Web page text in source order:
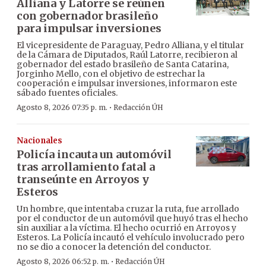
Alliana y Latorre se reúnen
con gobernador brasileño
para impulsar inversiones
El vicepresidente de Paraguay, Pedro Alliana, y el titular
de la Cámara de Diputados, Raúl Latorre, recibieron al
gobernador del estado brasileño de Santa Catarina,
Jorginho Mello, con el objetivo de estrechar la
cooperación e impulsar inversiones, informaron este
sábado fuentes oficiales.
Agosto 8, 2026 07:35 p. m. · Redacción ÚH
Nacionales
Policía incauta un automóvil
tras arrollamiento fatal a
transeúnte en Arroyos y
Esteros
Un hombre, que intentaba cruzar la ruta, fue arrollado
por el conductor de un automóvil que huyó tras el hecho
sin auxiliar a la víctima. El hecho ocurrió en Arroyos y
Esteros. La Policía incautó el vehículo involucrado pero
no se dio a conocer la detención del conductor.
Agosto 8, 2026 06:52 p. m. · Redacción ÚH